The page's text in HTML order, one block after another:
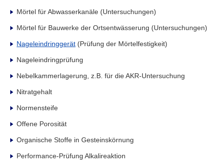
Mörtel für Abwasserkanäle (Untersuchungen)
Mörtel für Bauwerke der Ortsentwässerung (Untersuchungen)
Nageleindringgerät (Prüfung der Mörtelfestigkeit)
Nageleindringprüfung
Nebelkammerlagerung, z.B. für die AKR-Untersuchung
Nitratgehalt
Normensteife
Offene Porosität
Organische Stoffe in Gesteinskörnung
Performance-Prüfung Alkalireaktion